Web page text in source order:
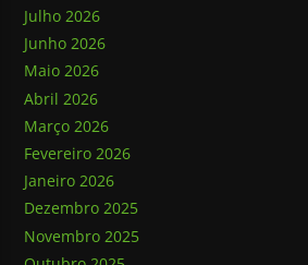
Julho 2026
Junho 2026
Maio 2026
Abril 2026
Março 2026
Fevereiro 2026
Janeiro 2026
Dezembro 2025
Novembro 2025